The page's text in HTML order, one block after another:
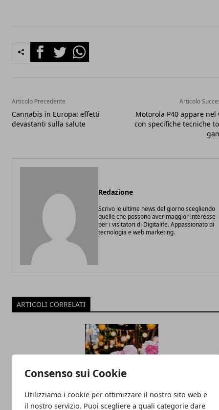
Consenso sui Cookie
Utilizziamo i cookie per ottimizzare il nostro sito web e
il nostro servizio. Puoi scegliere a quali categorie dare
FacebookTwitterWhatsapp
Articolo Precedente
Cannabis in Europa: effetti
devastanti sulla salute
Articolo
Motorola P40 appare nel
con specifiche tecniche
Redazione
Scrivo le ultime news del giorno scegliendo
quelle che possono aver maggior interesse
per i visitatori di Digitalife. Appassionato di
tecnologia e web marketing.
ARTICOLI CORRELATI